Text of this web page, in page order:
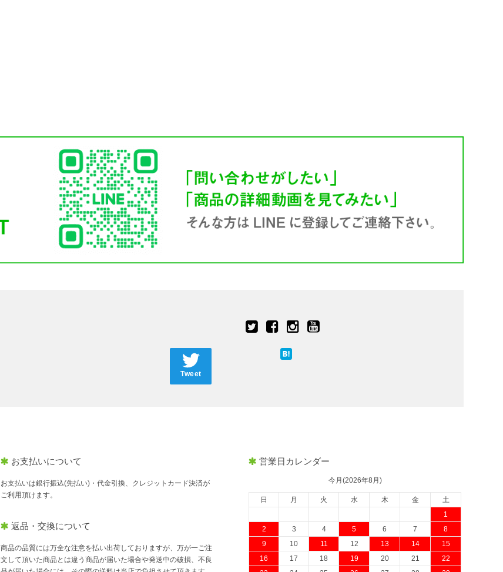
Tweet
お支払いについて
お支払いは銀行振込(先払い)・代金引換、クレジットカード決済が
ご利用頂けます。
返品・交換について
商品の品質には万全な注意を払い出荷しておりますが、万が一ご注
文して頂いた商品とは違う商品が届いた場合や発送中の破損、不良
営業日カレンダー
今月(2026年8月)
日 月 火 水 木 金
土
1
2
3 4 5 6 7
8
9
10 11 12 13 14
15
16
17 18 19 20 21
22